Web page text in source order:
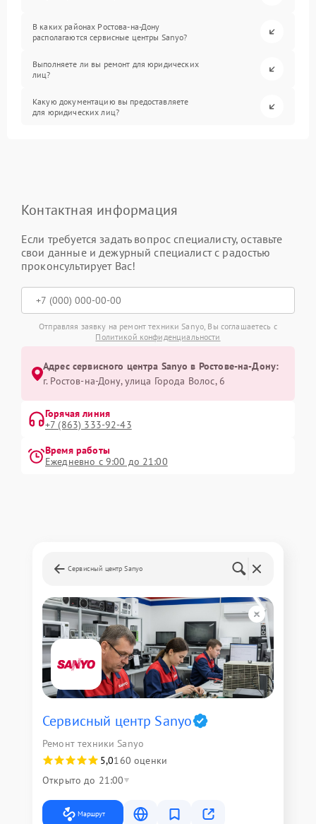
В каких районах Ростова-на-Дону
располагаются сервисные центры Sanyo?
Выполняете ли вы ремонт для юридических
лиц?
Какую документацию вы предоставляете
для юридических лиц?
Контактная информация
Если требуется задать вопрос специалисту, оставьте
свои данные и дежурный специалист с радостью
проконсультирует Вас!
Отправляя заявку на ремонт техники Sanyo, Вы соглашаетесь с
Политикой конфиденциальности
Адрес сервисного центра Sanyo в Ростове-на-Дону:
г. Ростов-на-Дону, улица Города Волос, 6
Горячая линия
+7 (863) 333-92-43
Время работы
Ежедневно с 9:00 до 21:00
Сервисный центр Sanyo
Сервисный центр Sanyo
Ремонт техники Sanyo
5,0160 оценки
Открыто до 21:00
Маршрут